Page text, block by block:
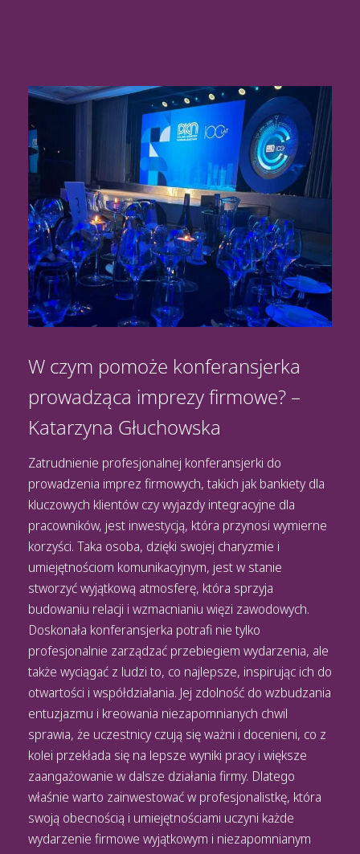
W czym pomoże konferansjerka
prowadząca imprezy firmowe? –
Katarzyna Głuchowska
Zatrudnienie profesjonalnej konferansjerki do
prowadzenia imprez firmowych, takich jak bankiety dla
kluczowych klientów czy wyjazdy integracyjne dla
pracowników, jest inwestycją, która przynosi wymierne
korzyści. Taka osoba, dzięki swojej charyzmie i
umiejętnościom komunikacyjnym, jest w stanie
stworzyć wyjątkową atmosferę, która sprzyja
budowaniu relacji i wzmacnianiu więzi zawodowych.
Doskonała konferansjerka potrafi nie tylko
profesjonalnie zarządzać przebiegiem wydarzenia, ale
także wyciągać z ludzi to, co najlepsze, inspirując ich do
otwartości i współdziałania. Jej zdolność do wzbudzania
entuzjazmu i kreowania niezapomnianych chwil
sprawia, że uczestnicy czują się ważni i docenieni, co z
kolei przekłada się na lepsze wyniki pracy i większe
zaangażowanie w dalsze działania firmy. Dlatego
właśnie warto zainwestować w profesjonalistkę, która
swoją obecnością i umiejętnościami uczyni każde
wydarzenie firmowe wyjątkowym i niezapomnianym